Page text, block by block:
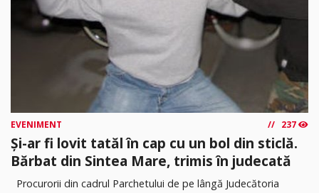
EVENIMENT 237
Și-ar fi lovit tatăl în cap cu un bol din sticlă.
Bărbat din Sintea Mare, trimis în judecată
Procurorii din cadrul Parchetului de pe lângă Judecătoria